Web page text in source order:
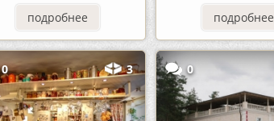
подробнее подробнее
0 3 0